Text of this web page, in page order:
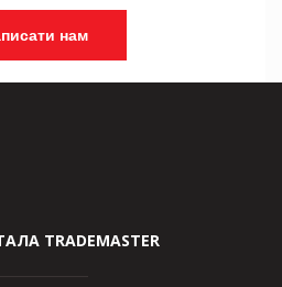
нам
TRADEMASTER